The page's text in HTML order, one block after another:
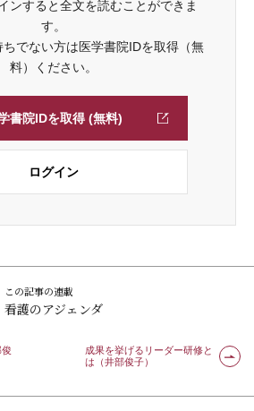
ンすると全文を読むことができま
す。
ちでない方は医学書院IDを取得（無
料）ください。
書院IDを取得 (無料)
ログイン
この記事の連載
看護のアジェンダ
成果を挙げるリーダー研修と
は（井部俊子）